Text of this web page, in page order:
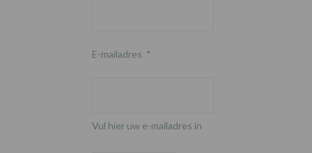
E-mailadres *
Vul hier uw e-mailadres in